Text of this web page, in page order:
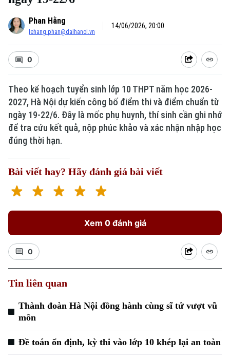
Xu hướng
Phan Hằng
lehang.phan@daihanoi.vn
14/06/2026, 20:00
0
Theo kế hoạch tuyển sinh lớp 10 THPT năm học 2026-
2027, Hà Nội dự kiến công bố điểm thi và điểm chuẩn từ
ngày 19-22/6. Đây là mốc phụ huynh, thí sinh cần ghi nhớ
để tra cứu kết quả, nộp phúc khảo và xác nhận nhập học
đúng thời hạn.
Bài viết hay? Hãy đánh giá bài viết
Xem 0 đánh giá
0
Tin liên quan
Thành đoàn Hà Nội đồng hành cùng sĩ tử vượt vũ
môn
Đề toán ổn định, kỳ thi vào lớp 10 khép lại an toàn